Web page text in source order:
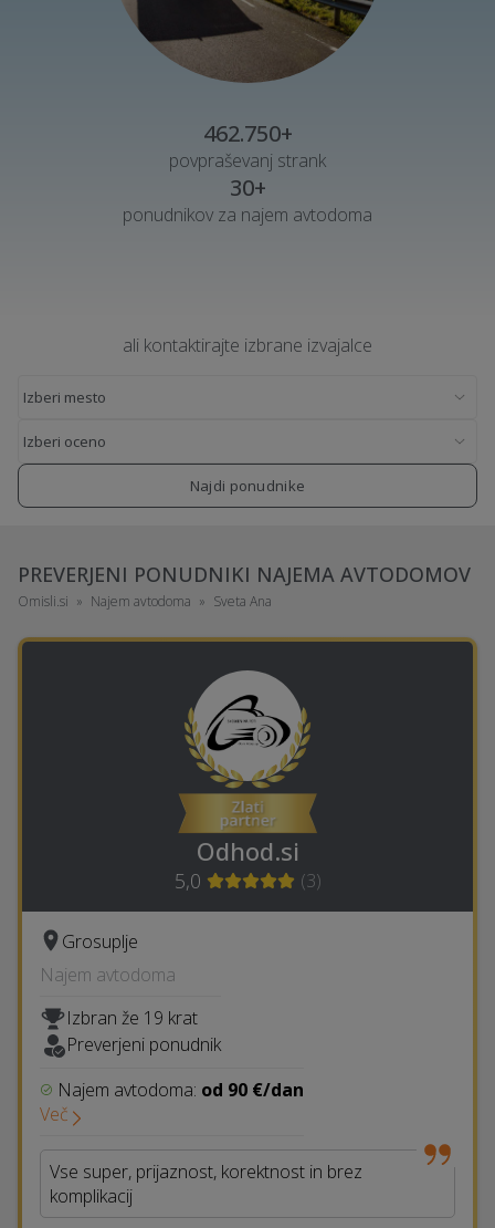
462.750+
povpraševanj strank
30+
ponudnikov za najem avtodoma
ali kontaktirajte izbrane izvajalce
Najdi ponudnike
PREVERJENI PONUDNIKI NAJEMA AVTODOMOV
Omisli.si Najem avtodoma Sveta Ana
Odhod.si
5,0 (3)
Grosuplje
Najem avtodoma
Izbran že 19 krat
Preverjeni ponudnik
Najem avtodoma: od 90 €/dan
Več
Vse super, prijaznost, korektnost in brez
komplikacij